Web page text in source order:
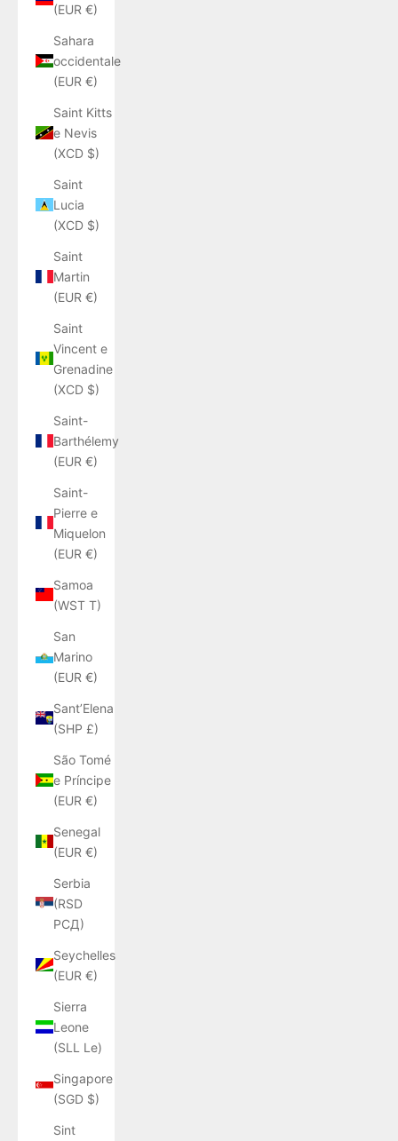
(EUR €)
Sahara
occidentale
(EUR €)
Saint Kitts
e Nevis
(XCD $)
Saint
Lucia
(XCD $)
Saint
Martin
(EUR €)
Saint
Vincent e
Grenadine
(XCD $)
Saint-
Barthélemy
(EUR €)
Saint-
Pierre e
Miquelon
(EUR €)
Samoa
(WST T)
San
Marino
(EUR €)
Sant’Elena
(SHP £)
São Tomé
e Príncipe
(EUR €)
Senegal
(EUR €)
Serbia
(RSD
РСД)
Seychelles
(EUR €)
Sierra
Leone
(SLL Le)
Singapore
(SGD $)
Sint